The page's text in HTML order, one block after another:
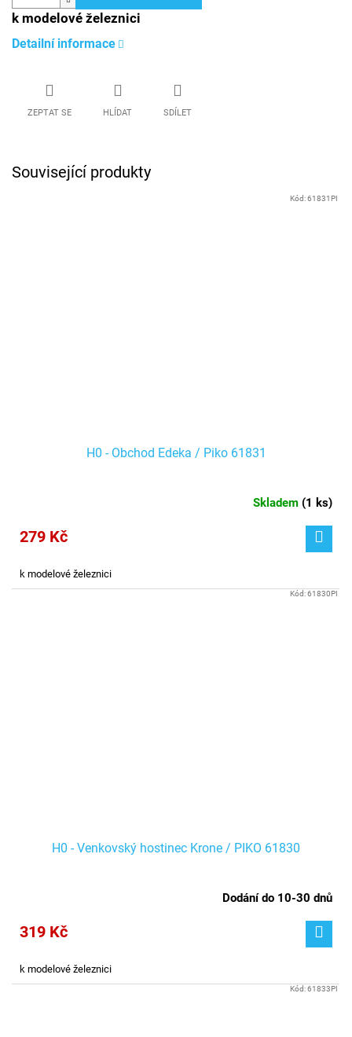
k modelové železnici
Detailní informace
ZEPTAT SE HLÍDAT SDÍLET
Související produkty
H0 - Obchod Edeka / Piko 61831
Skladem (1 ks)
279 Kč
k modelové železnici
Kód:61831PI
H0 - Venkovský hostinec Krone / PIKO 61830
Dodání do 10-30 dnů
319 Kč
k modelové železnici
Kód:61830PI
Kód:61833PI